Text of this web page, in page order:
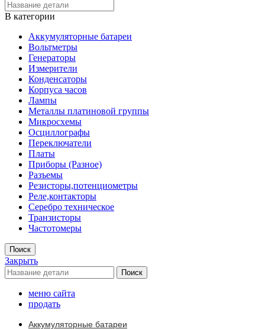
В категории
Аккумуляторные батареи
Вольтметры
Генераторы
Измерители
Конденсаторы
Корпуса часов
Лампы
Металлы платиновой группы
Микросхемы
Осциллографы
Переключатели
Платы
Приборы (Разное)
Разъемы
Резисторы,потенциометры
Реле,контакторы
Серебро техническое
Транзисторы
Частотомеры
Поиск
Закрыть
Поиск
меню сайта
продать
Аккумуляторные батареи